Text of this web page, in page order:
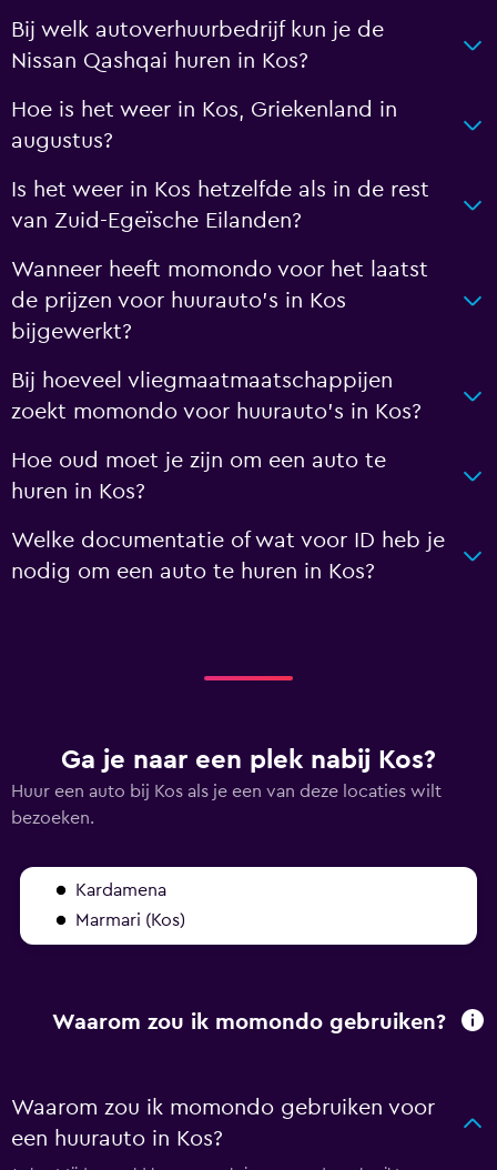
Bij welk autoverhuurbedrijf kun je de
Nissan Qashqai huren in Kos?
Hoe is het weer in Kos, Griekenland in
augustus?
Is het weer in Kos hetzelfde als in de rest
van Zuid-Egeïsche Eilanden?
Wanneer heeft momondo voor het laatst
de prijzen voor huurauto's in Kos
bijgewerkt?
Bij hoeveel vliegmaatmaatschappijen
zoekt momondo voor huurauto's in Kos?
Hoe oud moet je zijn om een auto te
huren in Kos?
Welke documentatie of wat voor ID heb je
nodig om een auto te huren in Kos?
Ga je naar een plek nabij Kos?
Huur een auto bij Kos als je een van deze locaties wilt
bezoeken.
Kardamena
Marmari (Kos)
Waarom zou ik momondo gebruiken?
Waarom zou ik momondo gebruiken voor
een huurauto in Kos?